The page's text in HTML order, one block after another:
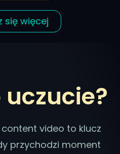
się więcej
uczucie?
video to klucz
przychodzi moment